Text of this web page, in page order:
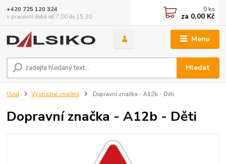
Menu
Hledat
+420 725 120 324
v pracovní době od 7:00 do 15:30
0 ks
za 0,00 Kč
Úvod Výstražné značení Dopravní značka - A12b - Děti
Dopravní značka - A12b - Děti